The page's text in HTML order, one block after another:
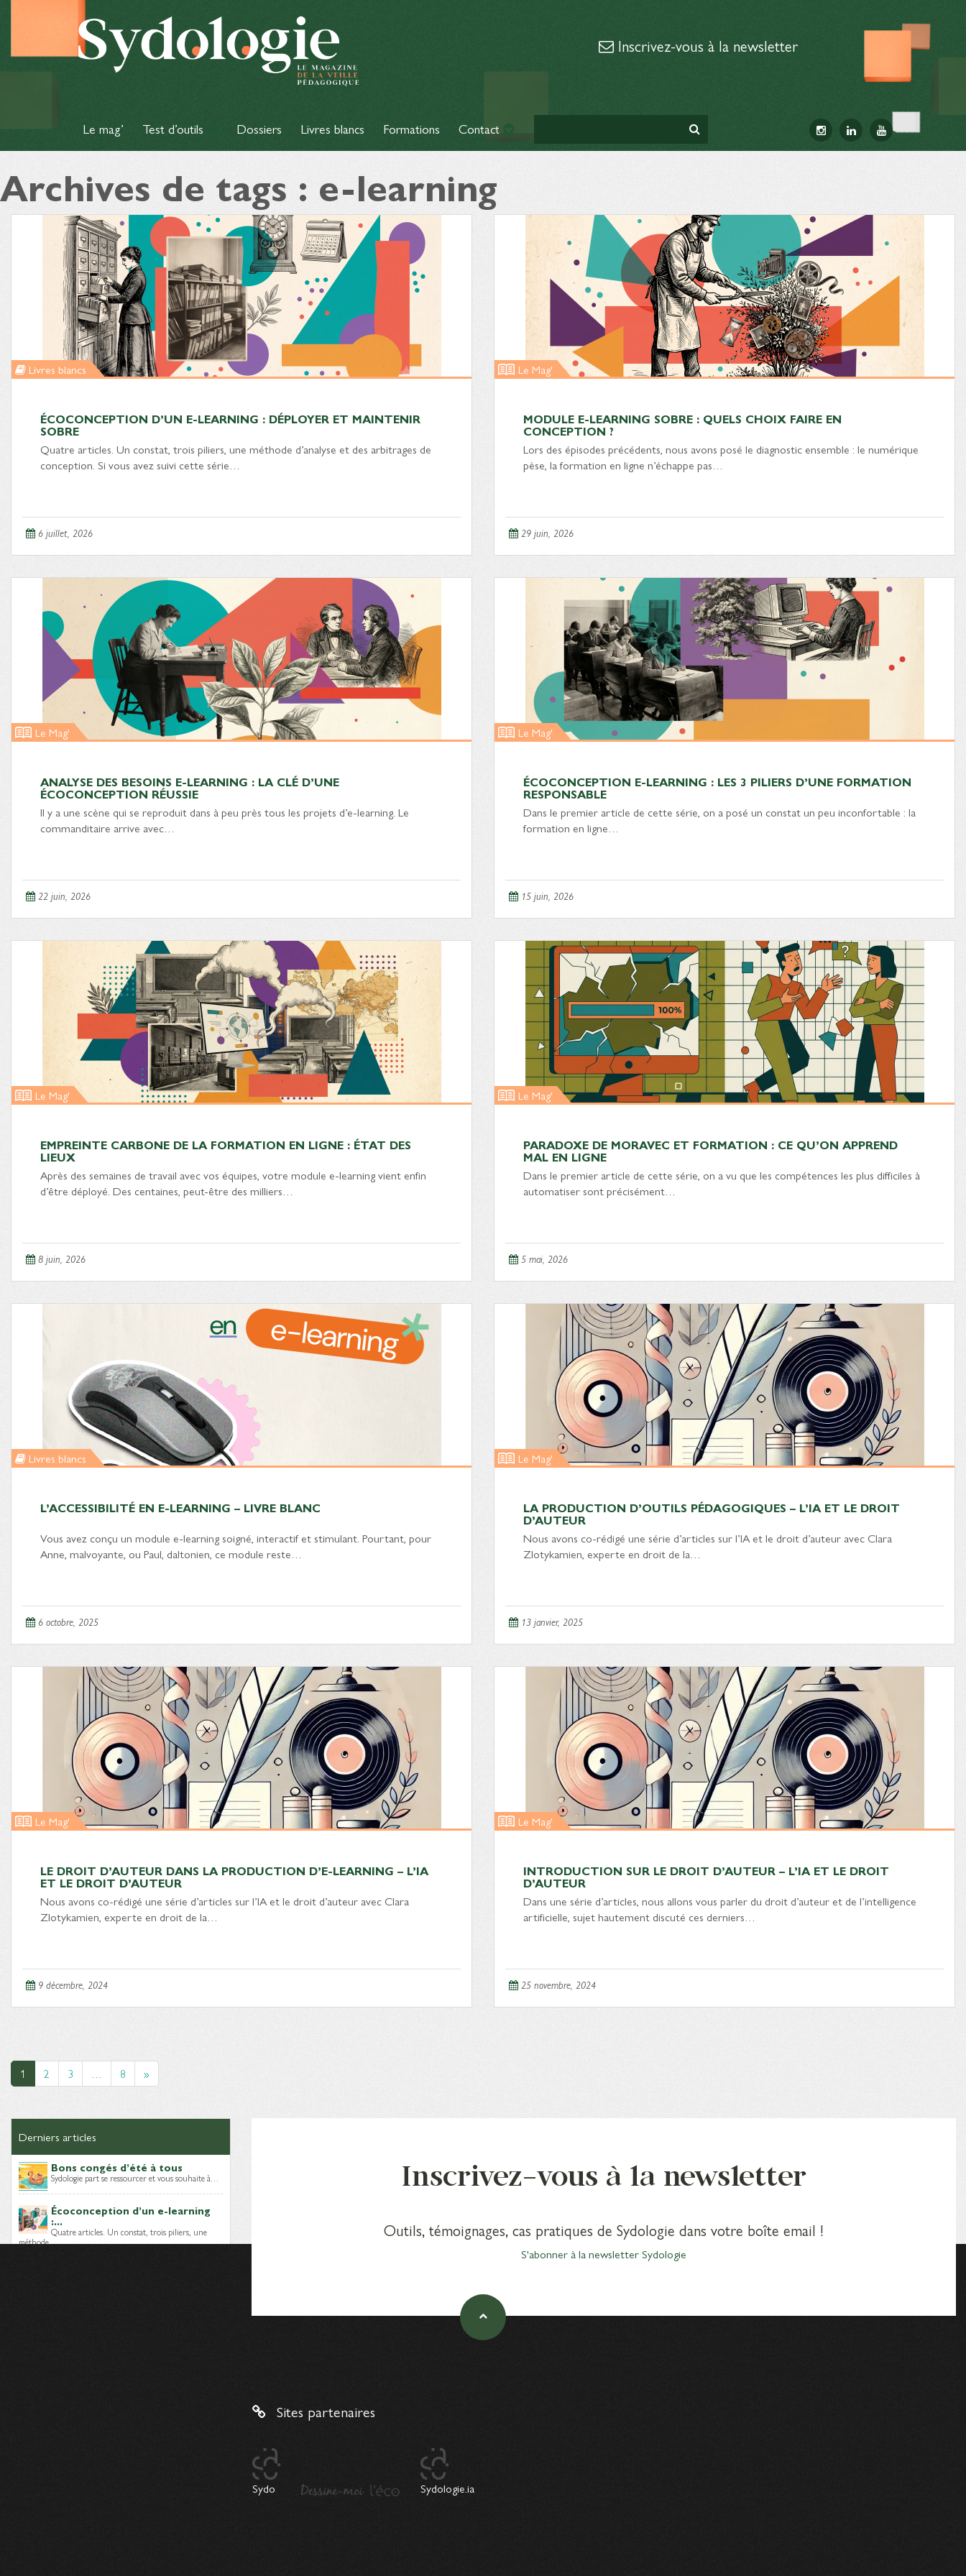
Inscrivez-vous à la newsletter
Le mag’ Test d’outils Dossiers Livres blancs Formations Contact
Archives de tags : e-learning
Livres blancs
ÉCOCONCEPTION D’UN E-LEARNING : DÉPLOYER ET MAINTENIR
SOBRE
Quatre articles. Un constat, trois piliers, une méthode d’analyse et des arbitrages de
conception. Si vous avez suivi cette série…
6 juillet, 2026
Le Mag'
MODULE E-LEARNING SOBRE : QUELS CHOIX FAIRE EN
CONCEPTION ?
Lors des épisodes précédents, nous avons posé le diagnostic ensemble : le numérique
pèse, la formation en ligne n’échappe pas…
29 juin, 2026
Le Mag'
ANALYSE DES BESOINS E-LEARNING : LA CLÉ D’UNE
ÉCOCONCEPTION RÉUSSIE
Il y a une scène qui se reproduit dans à peu près tous les projets d’e-learning. Le
commanditaire arrive avec…
22 juin, 2026
Le Mag'
ÉCOCONCEPTION E-LEARNING : LES 3 PILIERS D’UNE FORMATION
RESPONSABLE
Dans le premier article de cette série, on a posé un constat un peu inconfortable : la
formation en ligne…
15 juin, 2026
Le Mag'
EMPREINTE CARBONE DE LA FORMATION EN LIGNE : ÉTAT DES
LIEUX
Après des semaines de travail avec vos équipes, votre module e-learning vient enfin
d’être déployé. Des centaines, peut-être des milliers…
8 juin, 2026
Le Mag'
PARADOXE DE MORAVEC ET FORMATION : CE QU’ON APPREND
MAL EN LIGNE
Dans le premier article de cette série, on a vu que les compétences les plus difficiles à
automatiser sont précisément…
5 mai, 2026
Livres blancs
L’ACCESSIBILITÉ EN E-LEARNING – LIVRE BLANC
Vous avez conçu un module e-learning soigné, interactif et stimulant. Pourtant, pour
Anne, malvoyante, ou Paul, daltonien, ce module reste…
6 octobre, 2025
Le Mag'
LA PRODUCTION D’OUTILS PÉDAGOGIQUES – L’IA ET LE DROIT
D’AUTEUR
Nous avons co-rédigé une série d’articles sur l’IA et le droit d’auteur avec Clara
Zlotykamien, experte en droit de la…
13 janvier, 2025
Le Mag'
LE DROIT D’AUTEUR DANS LA PRODUCTION D’E-LEARNING – L’IA
ET LE DROIT D’AUTEUR
Nous avons co-rédigé une série d’articles sur l’IA et le droit d’auteur avec Clara
Zlotykamien, experte en droit de la…
9 décembre, 2024
Le Mag'
INTRODUCTION SUR LE DROIT D’AUTEUR – L’IA ET LE DROIT
D’AUTEUR
Dans une série d’articles, nous allons vous parler du droit d’auteur et de l’intelligence
artificielle, sujet hautement discuté ces derniers…
25 novembre, 2024
1 2 3 … 8 »
Derniers articles
Bons congés d’été à tous
Sydologie part se ressourcer et vous souhaite à…
Écoconception d’un e-learning
:...
Quatre articles. Un constat, trois piliers, une
méthode…
Inscrivez-vous à la newsletter
Outils, témoignages, cas pratiques de Sydologie dans votre boîte email !
S'abonner à la newsletter Sydologie
Sites partenaires
Sydo Sydologie.ia